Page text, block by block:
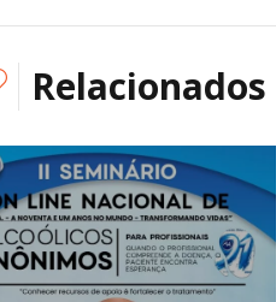
Relacionados